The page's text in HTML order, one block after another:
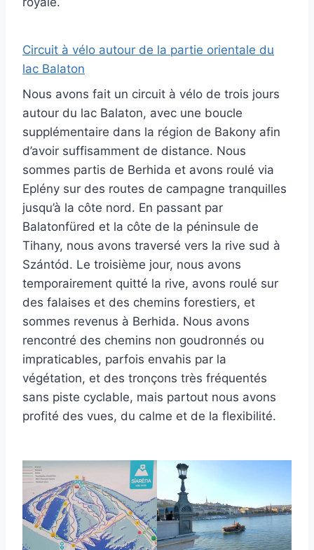
Circuit à vélo autour de la partie orientale du
lac Balaton
Nous avons fait un circuit à vélo de trois jours
autour du lac Balaton, avec une boucle
supplémentaire dans la région de Bakony afin
d’avoir suffisamment de distance. Nous
sommes partis de Berhida et avons roulé via
Eplény sur des routes de campagne tranquilles
jusqu’à la côte nord. En passant par
Balatonfüred et la côte de la péninsule de
Tihany, nous avons traversé vers la rive sud à
Szántód. Le troisième jour, nous avons
temporairement quitté la rive, avons roulé sur
des falaises et des chemins forestiers, et
sommes revenus à Berhida. Nous avons
rencontré des chemins non goudronnés ou
impraticables, parfois envahis par la
végétation, et des tronçons très fréquentés
sans piste cyclable, mais partout nous avons
profité des vues, du calme et de la flexibilité.